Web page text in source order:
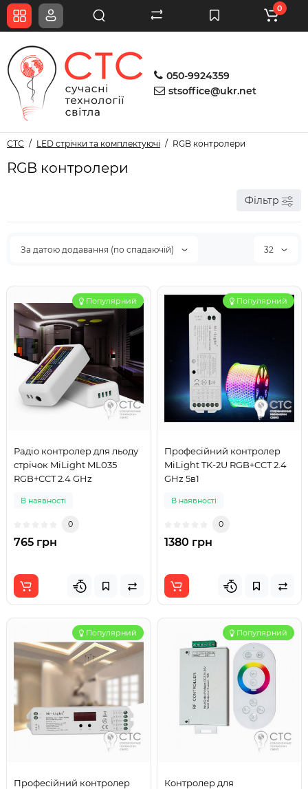
050-9924359
stsoffice@ukr.net
0
СТС LED стрічки та комплектуючі RGB контролери
RGB контролери
Фільтр
За датою додавання (по спадаючій) 32
Популярний
Радіо контролер для льоду
стрічок MiLight ML035
RGB+CCT 2.4 GHz
В наявності
0
765 грн
Популярний
Професійний контролер
MiLight TK-2U RGB+CCT 2.4
GHz 5в1
В наявності
0
1380 грн
Популярний
Професійний контролер
Популярний
Контролер для